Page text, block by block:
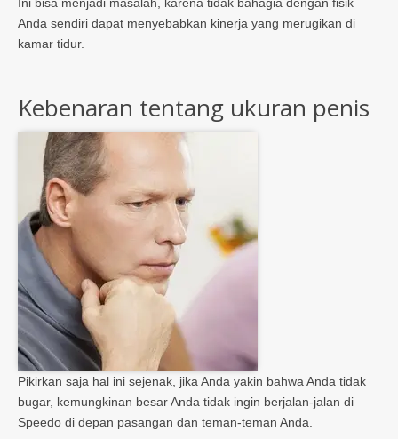
Anda sendiri dapat menyebabkan kinerja yang merugikan di
kamar tidur.
Kebenaran tentang ukuran penis
Pikirkan saja hal ini sejenak, jika Anda yakin bahwa Anda tidak
bugar, kemungkinan besar Anda tidak ingin berjalan-jalan di
Speedo di depan pasangan dan teman-teman Anda.